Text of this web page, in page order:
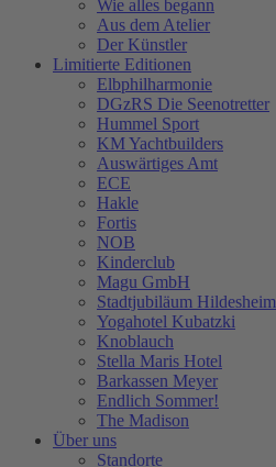
Wie alles begann
Aus dem Atelier
Der Künstler
Limitierte Editionen
Elbphilharmonie
DGzRS Die Seenotretter
Hummel Sport
KM Yachtbuilders
Auswärtiges Amt
ECE
Hakle
Fortis
NOB
Kinderclub
Magu GmbH
Stadtjubiläum Hildesheim
Yogahotel Kubatzki
Knoblauch
Stella Maris Hotel
Barkassen Meyer
Endlich Sommer!
The Madison
Über uns
Standorte